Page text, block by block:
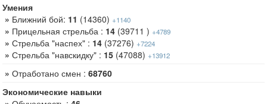
Умения
» Ближний бой: 11 (14360) +1140
» Прицельная стрельба : 14 (39711 ) +4789
» Стрельба "наспех" : 14 (37276) +7224
» Стрельба "навскидку" : 15 (47088) +13912
» Отработано смен : 68760
Экономические навыки